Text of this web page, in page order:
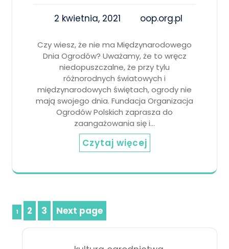
2 kwietnia, 2021 oop.org.pl
Czy wiesz, że nie ma Międzynarodowego
Dnia Ogrodów? Uważamy, że to wręcz
niedopuszczalne, że przy tylu
różnorodnych światowych i
międzynarodowych świętach, ogrody nie
mają swojego dnia. Fundacja Organizacja
Ogrodów Polskich zaprasza do
zaangażowania się i…
Czytaj więcej
Stronicowanie
wpisów
Page
1 Page
2 Page
3 Next page